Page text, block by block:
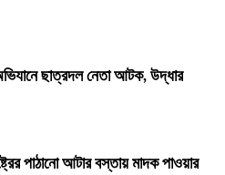
ছাত্রদল নেতা আটক, উদ্ধার
পাঠানো আটার বস্তায় মাদক পাওয়ার